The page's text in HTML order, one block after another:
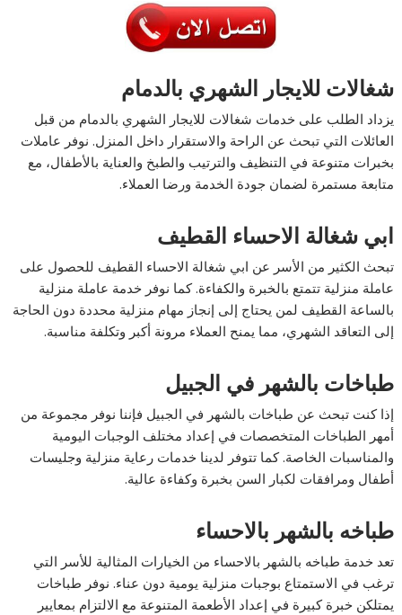
شغالات للايجار الشهري بالدمام
يزداد الطلب على خدمات شغالات للايجار الشهري بالدمام من قبل
العائلات التي تبحث عن الراحة والاستقرار داخل المنزل. نوفر عاملات
بخبرات متنوعة في التنظيف والترتيب والطبخ والعناية بالأطفال، مع
متابعة مستمرة لضمان جودة الخدمة ورضا العملاء.
ابي شغالة الاحساء القطيف
تبحث الكثير من الأسر عن ابي شغالة الاحساء القطيف للحصول على
عاملة منزلية تتمتع بالخبرة والكفاءة. كما نوفر خدمة عاملة منزلية
بالساعة القطيف لمن يحتاج إلى إنجاز مهام منزلية محددة دون الحاجة
إلى التعاقد الشهري، مما يمنح العملاء مرونة أكبر وتكلفة مناسبة.
طباخات بالشهر في الجبيل
إذا كنت تبحث عن طباخات بالشهر في الجبيل فإننا نوفر مجموعة من
أمهر الطباخات المتخصصات في إعداد مختلف الوجبات اليومية
والمناسبات الخاصة. كما تتوفر لدينا خدمات رعاية منزلية وجليسات
أطفال ومرافقات لكبار السن بخبرة وكفاءة عالية.
طباخه بالشهر بالاحساء
تعد خدمة طباخه بالشهر بالاحساء من الخيارات المثالية للأسر التي
ترغب في الاستمتاع بوجبات منزلية يومية دون عناء. نوفر طباخات
يمتلكن خبرة كبيرة في إعداد الأطعمة المتنوعة مع الالتزام بمعايير